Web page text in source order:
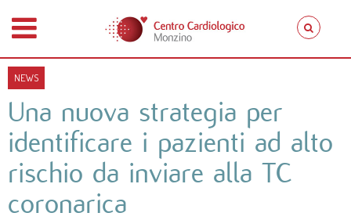
NEWS
Una nuova strategia per
identificare i pazienti ad alto
rischio da inviare alla TC
coronarica